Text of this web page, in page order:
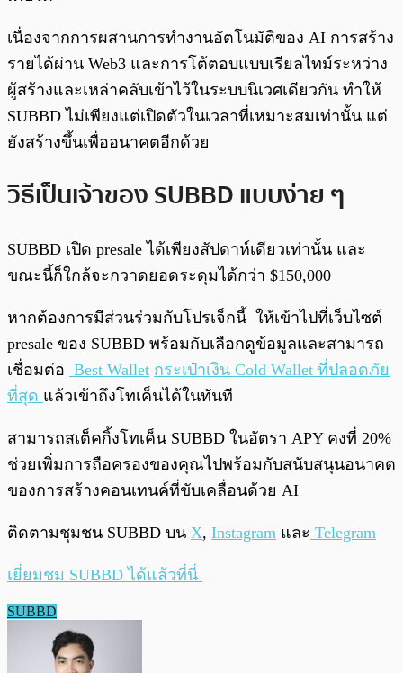
เนื่องจากการผสานการทำงานอัตโนมัติของ AI การสร้าง
รายได้ผ่าน Web3 และการโต้ตอบแบบเรียลไทม์ระหว่าง
ผู้สร้างและเหล่าคลับเข้าไว้ในระบบนิเวศเดียวกัน ทำให้
SUBBD ไม่เพียงแต่เปิดตัวในเวลาที่เหมาะสมเท่านั้น แต่
ยังสร้างขึ้นเพื่ออนาคตอีกด้วย
วิธีเป็นเจ้าของ SUBBD แบบง่าย ๆ
SUBBD เปิด presale ได้เพียงสัปดาห์เดียวเท่านั้น และ
ขณะนี้ก็ใกล้จะกวาดยอดระดุมได้กว่า $150,000
หากต้องการมีส่วนร่วมกับโปรเจ็กนี้ ให้เข้าไปที่เว็บไซต์
presale ของ SUBBD พร้อมกับเลือกดูข้อมูลและสามารถ
เชื่อมต่อ Best Wallet กระเป๋าเงิน Cold Wallet ที่ปลอดภัย
ที่สุด แล้วเข้าถึงโทเค็นได้ในทันที
สามารถสเต็คกิ้งโทเค็น SUBBD ในอัตรา APY คงที่ 20%
ช่วยเพิ่มการถือครองของคุณไปพร้อมกับสนับสนุนอนาคต
ของการสร้างคอนเทนค์ที่ขับเคลื่อนด้วย AI
ติดตามชุมชน SUBBD บน X, Instagram และ Telegram
เยี่ยมชม SUBBD ได้แล้วที่นี่
SUBBD